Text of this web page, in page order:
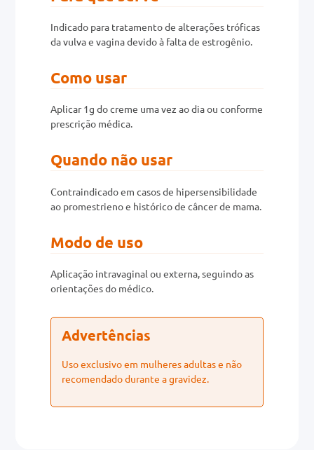
Indicado para tratamento de alterações tróficas
da vulva e vagina devido à falta de estrogênio.
Como usar
Aplicar 1g do creme uma vez ao dia ou conforme
prescrição médica.
Quando não usar
Contraindicado em casos de hipersensibilidade
ao promestrieno e histórico de câncer de mama.
Modo de uso
Aplicação intravaginal ou externa, seguindo as
orientações do médico.
Advertências
Uso exclusivo em mulheres adultas e não
recomendado durante a gravidez.